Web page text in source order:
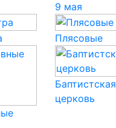
9 мая
Плясовые
Баптистская
церковь